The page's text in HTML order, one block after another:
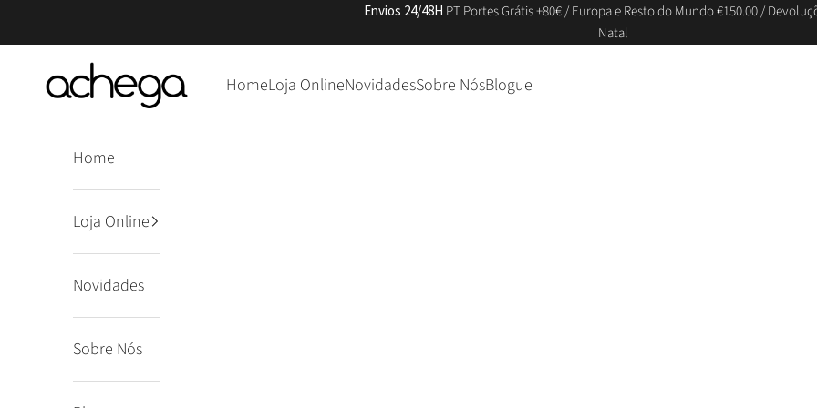
Envios 24/48H PT Portes Grátis +80€ / Europa e Resto do Mundo €150.00 /
Natal
Achega Knitwear HomeLoja OnlineNovidadesSobre NósBlogue
Home
Loja Online
Novidades
Sobre Nós